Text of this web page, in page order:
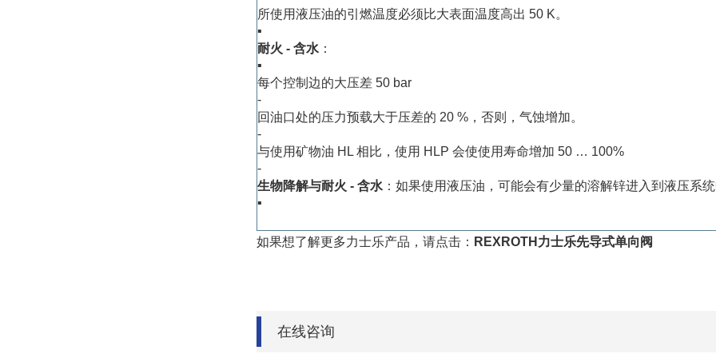
所使用液压油的引燃温度必须比大表面温度高出 50 K。
▪
耐火 - 含水 ：
▪
每个控制边的大压差 50 bar
‐
回油口处的压力预载大于压差的 20 %，否则，气蚀增加。
‐
与使用矿物油 HL 相比，使用 HLP 会使使用寿命增加 50 … 100%
‐
生物降解与耐火 - 含水 ：如果使用液压油，可能会有少量的溶解锌进入到液压系
▪
如果想了解更多力士乐产品，请点击： REXROTH力士乐先导式单向阀
在线咨询